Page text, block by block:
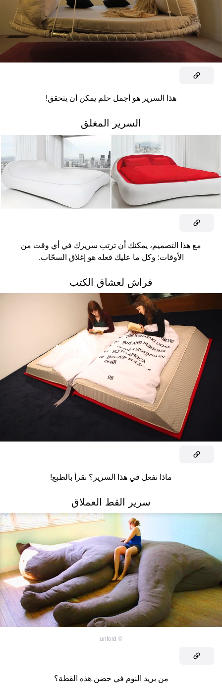
هذا السرير هو أجمل حلم يمكن أن يتحقق!
السرير المغلق
مع هذا التصميم، يمكنك أن ترتب سريرك في أي وقت من
الأوقات: وكل ما عليك فعله هو إغلاق السحّاب.
فراش لعشاق الكتب
ماذا نفعل في هذا السرير؟ نقرأ بالطبع!
سرير القط العملاق
©
unfold
من يريد النوم في حضن هذه القطة؟